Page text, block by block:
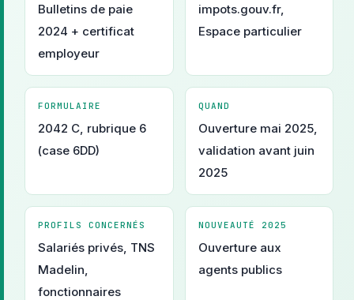
Bulletins de paie
2024 + certificat
employeur
impots.gouv.fr,
Espace particulier
FORMULAIRE
2042 C, rubrique 6
(case 6DD)
QUAND
Ouverture mai 2025,
validation avant juin
2025
PROFILS CONCERNÉS
Salariés privés, TNS
Madelin,
fonctionnaires
NOUVEAUTÉ 2025
Ouverture aux
agents publics